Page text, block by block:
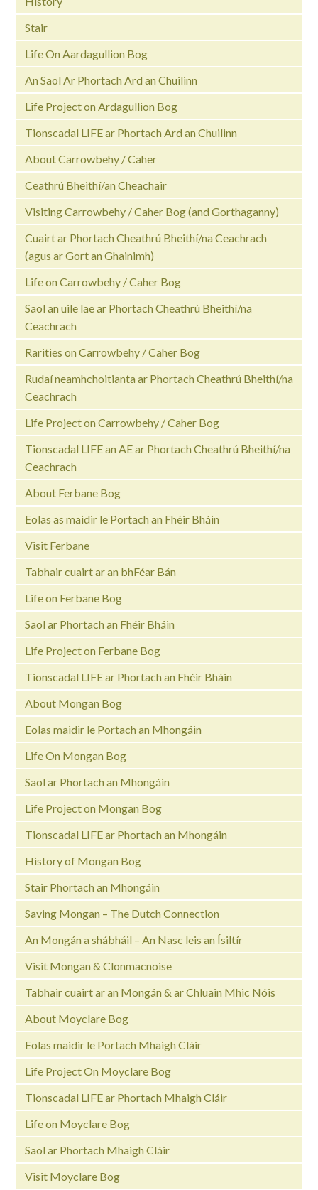
Stair
Life On Aardagullion Bog
An Saol Ar Phortach Ard an Chuilinn
Life Project on Ardagullion Bog
Tionscadal LIFE ar Phortach Ard an Chuilinn
About Carrowbehy / Caher
Ceathrú Bheithí/an Cheachair
Visiting Carrowbehy / Caher Bog (and Gorthaganny)
Cuairt ar Phortach Cheathrú Bheithí/na Ceachrach
(agus ar Gort an Ghainimh)
Life on Carrowbehy / Caher Bog
Saol an uile lae ar Phortach Cheathrú Bheithí/na
Ceachrach
Rarities on Carrowbehy / Caher Bog
Rudaí neamhchoitianta ar Phortach Cheathrú Bheithí/na
Ceachrach
Life Project on Carrowbehy / Caher Bog
Tionscadal LIFE an AE ar Phortach Cheathrú Bheithí/na
Ceachrach
About Ferbane Bog
Eolas as maidir le Portach an Fhéir Bháin
Visit Ferbane
Tabhair cuairt ar an bhFéar Bán
Life on Ferbane Bog
Saol ar Phortach an Fhéir Bháin
Life Project on Ferbane Bog
Tionscadal LIFE ar Phortach an Fhéir Bháin
About Mongan Bog
Eolas maidir le Portach an Mhongáin
Life On Mongan Bog
Saol ar Phortach an Mhongáin
Life Project on Mongan Bog
Tionscadal LIFE ar Phortach an Mhongáin
History of Mongan Bog
Stair Phortach an Mhongáin
Saving Mongan – The Dutch Connection
An Mongán a shábháil – An Nasc leis an Ísiltír
Visit Mongan & Clonmacnoise
Tabhair cuairt ar an Mongán & ar Chluain Mhic Nóis
About Moyclare Bog
Eolas maidir le Portach Mhaigh Cláir
Life Project On Moyclare Bog
Tionscadal LIFE ar Phortach Mhaigh Cláir
Life on Moyclare Bog
Saol ar Phortach Mhaigh Cláir
Visit Moyclare Bog